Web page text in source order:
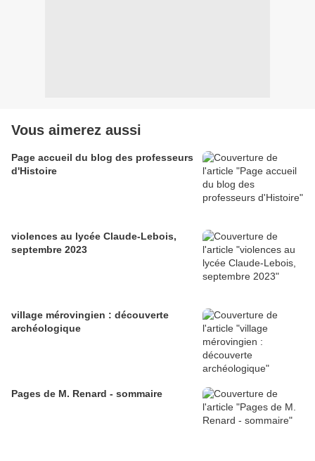
Vous aimerez aussi
Page accueil du blog des professeurs
d'Histoire
violences au lycée Claude-Lebois,
septembre 2023
village mérovingien : découverte
archéologique
Pages de M. Renard - sommaire